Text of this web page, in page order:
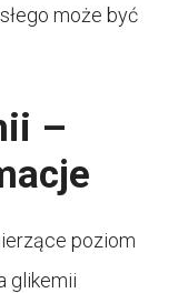
może być
–
poziom
glikemii